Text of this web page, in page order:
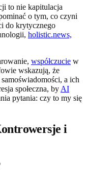
to nie kapitulacja
o tym, co czyni
do krytycznego
holistic.news,
współczucie w
wskazują, że
a ich
społeczna, by AI
pytania: czy to my się
i